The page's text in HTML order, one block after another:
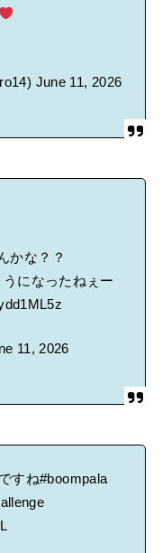
June 11, 2026
かな？？
になったねぇー
11, 2026
すね#boompala